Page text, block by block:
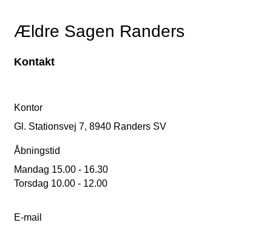
Ældre Sagen Randers
Kontakt
Kontor
Gl. Stationsvej 7, 8940 Randers SV
Åbningstid
Mandag 15.00 - 16.30
Torsdag 10.00 - 12.00
E-mail